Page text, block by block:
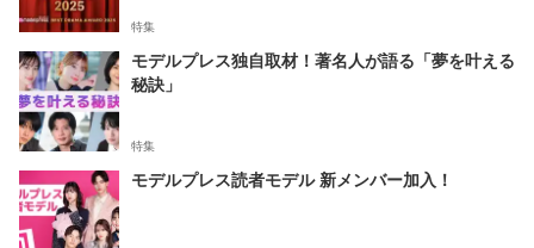
特集
モデルプレス独自取材！著名人が語る「夢を叶える
秘訣」
特集
モデルプレス読者モデル 新メンバー加入！